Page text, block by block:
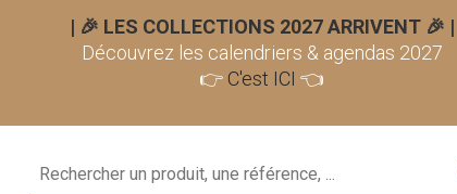
| 🎉 LES COLLECTIONS 2027 ARRIVENT 🎉 |
Découvrez les calendriers & agendas 2027
👉 C'est ICI 👈